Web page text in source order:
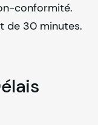
conformité.
de 30 minutes.